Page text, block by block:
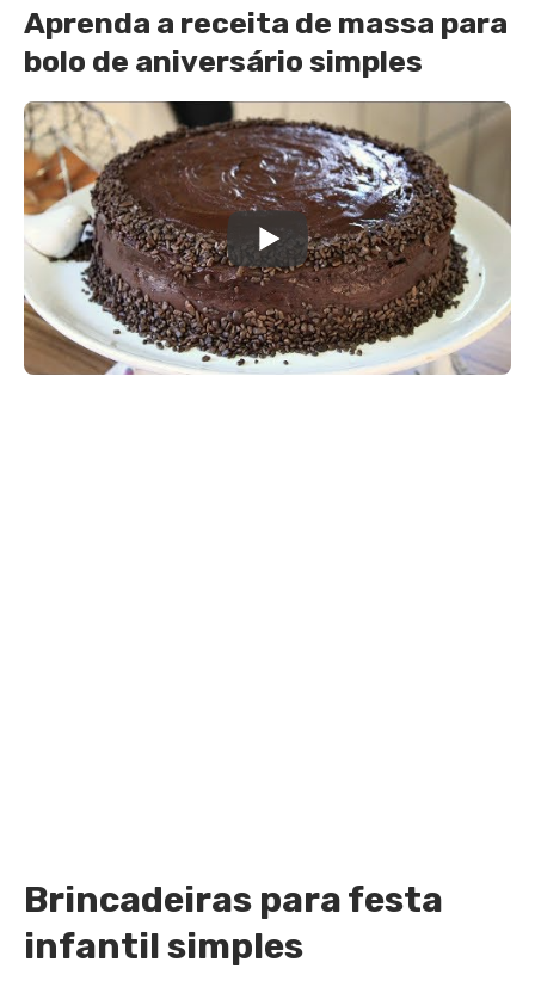
Aprenda a receita de massa para
bolo de aniversário simples
Brincadeiras para festa
infantil simples